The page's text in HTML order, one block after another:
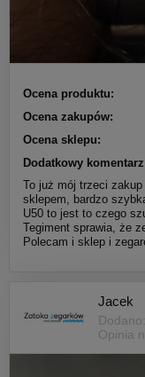
Ocena produktu:
Ocena zakupów:
Ocena sklepu:
Dodatkowy
To już mój trzeci
sklepem, bardzo
U50 to jest to czego
Tegiment sprawia, że
Polecam i sklep i
Jacek
Opinia